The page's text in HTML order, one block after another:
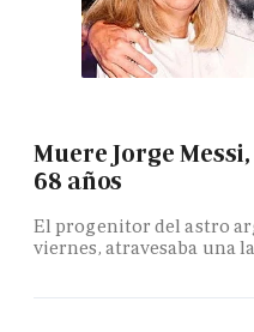
Muere Jorge
68 años
El progenitor del astro
viernes, atravesaba una